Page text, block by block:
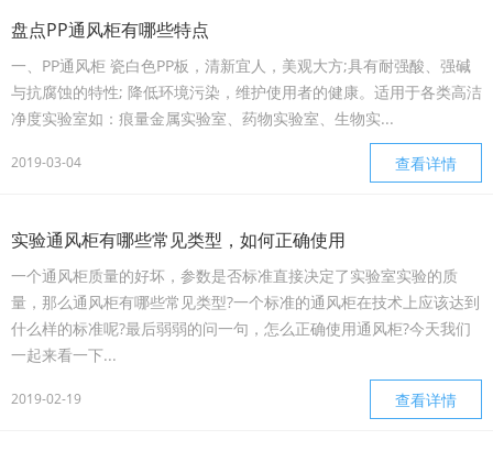
盘点PP通风柜有哪些特点
一、PP通风柜 瓷白色PP板，清新宜人，美观大方;具有耐强酸、强碱
与抗腐蚀的特性; 降低环境污染，维护使用者的健康。适用于各类高洁
净度实验室如：痕量金属实验室、药物实验室、生物实...
2019-03-04 查看详情
实验通风柜有哪些常见类型，如何正确使用
一个通风柜质量的好坏，参数是否标准直接决定了实验室实验的质
量，那么通风柜有哪些常见类型?一个标准的通风柜在技术上应该达到
什么样的标准呢?最后弱弱的问一句，怎么正确使用通风柜?今天我们
一起来看一下...
2019-02-19 查看详情